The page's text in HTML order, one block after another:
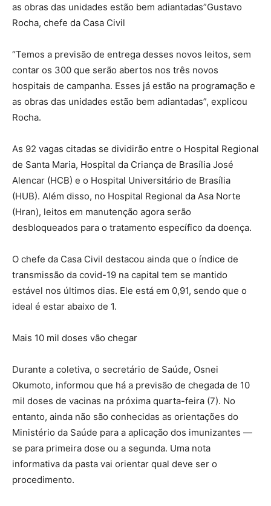
as obras das unidades estão bem adiantadas”Gustavo
Rocha, chefe da Casa Civil
“Temos a previsão de entrega desses novos leitos, sem
contar os 300 que serão abertos nos três novos
hospitais de campanha. Esses já estão na programação e
as obras das unidades estão bem adiantadas”, explicou
Rocha.
As 92 vagas citadas se dividirão entre o Hospital Regional
de Santa Maria, Hospital da Criança de Brasília José
Alencar (HCB) e o Hospital Universitário de Brasília
(HUB). Além disso, no Hospital Regional da Asa Norte
(Hran), leitos em manutenção agora serão
desbloqueados para o tratamento específico da doença.
O chefe da Casa Civil destacou ainda que o índice de
transmissão da covid-19 na capital tem se mantido
estável nos últimos dias. Ele está em 0,91, sendo que o
ideal é estar abaixo de 1.
Mais 10 mil doses vão chegar
Durante a coletiva, o secretário de Saúde, Osnei
Okumoto, informou que há a previsão de chegada de 10
mil doses de vacinas na próxima quarta-feira (7). No
entanto, ainda não são conhecidas as orientações do
Ministério da Saúde para a aplicação dos imunizantes —
se para primeira dose ou a segunda. Uma nota
informativa da pasta vai orientar qual deve ser o
procedimento.